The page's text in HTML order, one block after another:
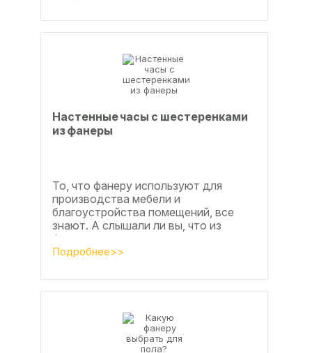
Настенные часы с шестеренками
из фанеры
То, что фанеру используют для
производства мебели и
благоустройства помещений, все
знают. А слышали ли вы, что из
фанеры делают красивые ажурные
часы? Удивительно, но факт.
Подробнее>>